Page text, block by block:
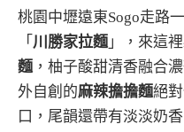
桃園中壢遠東Sogo走路
「 川勝家拉麵」，來這
麵，柚子酸甜清香融合
外自創的麻辣擔擔麵絕
口，尾韻還帶有淡淡奶